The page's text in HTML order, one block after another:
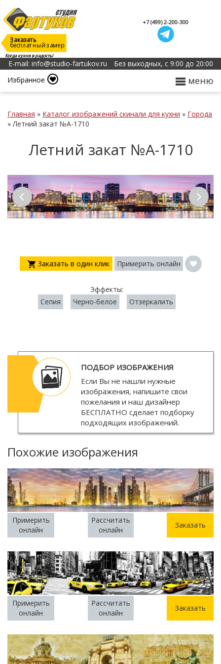
Когда кухня в радость!
Заказать
бесплатный замер
+7 (499) 2-200-300
E-mail: info@studio-fartukov.ru
Без выходных, с 9:00 до 20:00
Избранное
меню
Главная » Каталог изображений скинали для кухни » Города
»Летний закат №А-1710
Летний закат №А-1710
Заказать в один клик Примерить онлайн
Эффекты:
Сепия
Черно-белое Отзеркалить
ПОДБОР ИЗОБРАЖЕНИЯ
Если Вы не нашли нужные
изображения, напишите свои
пожелания и наш дизайнер
БЕСПЛАТНО сделает подборку
подходящих изображений.
Похожие изображения
Примерить
онлайн
Рассчитать
онлайн
Заказать
Примерить
онлайн
Рассчитать
онлайн
Заказать